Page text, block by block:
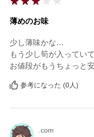
薄めのお味
少し薄味かな…
もう少し筍が入ってい
お値段がもうちょっと
参考になった (0人)
.com